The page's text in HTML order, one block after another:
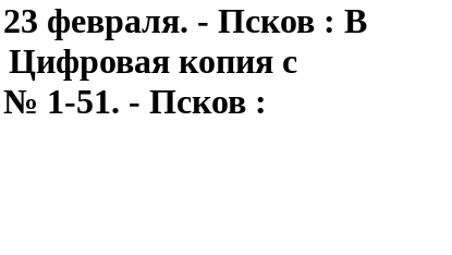
февраля. - Псков : В
Цифровая копия с
№ 1-51. - Псков :